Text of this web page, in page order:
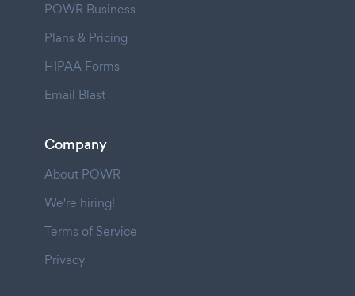
POWR Business
Plans & Pricing
HIPAA Forms
Email Blast
Company
About POWR
We're hiring!
Terms of Service
Privacy